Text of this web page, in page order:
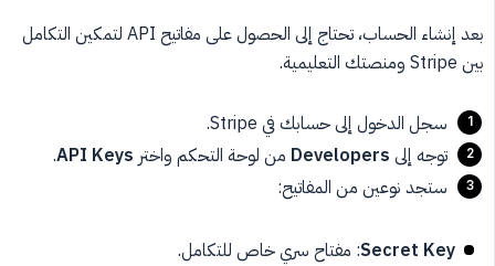
بعد إنشاء الحساب، تحتاج إلى الحصول على مفاتيح API لتمكين التكامل
بين Stripe ومنصتك التعليمية.
سجل الدخول إلى حسابك في Stripe.
توجه إلى Developers من لوحة التحكم واختر API Keys
.
ستجد نوعين من المفاتيح:
Secret Key: مفتاح سري خاص للتكامل.